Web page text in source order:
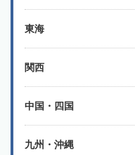
東海
関西
中国・四国
九州・沖縄